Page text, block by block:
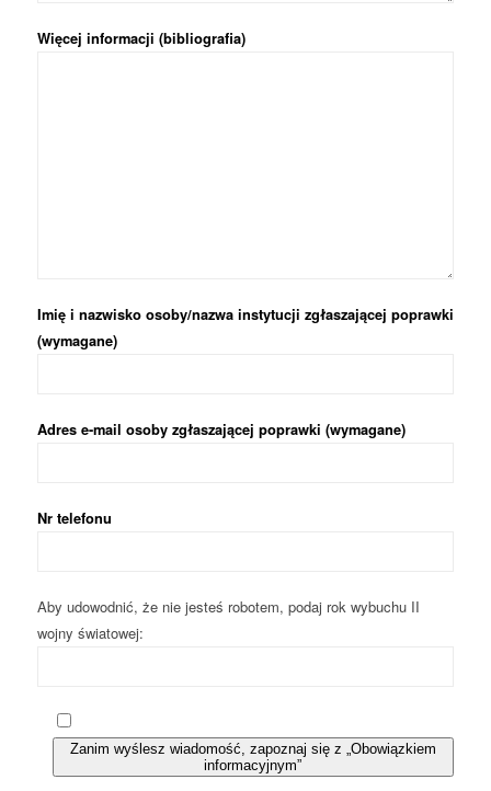
Więcej informacji (bibliografia)
Imię i nazwisko osoby/nazwa instytucji zgłaszającej poprawki
(wymagane)
Adres e-mail osoby zgłaszającej poprawki (wymagane)
Nr telefonu
Aby udowodnić, że nie jesteś robotem, podaj rok wybuchu II
wojny światowej:
Zanim wyślesz wiadomość, zapoznaj się z „Obowiązkiem
informacyjnym”